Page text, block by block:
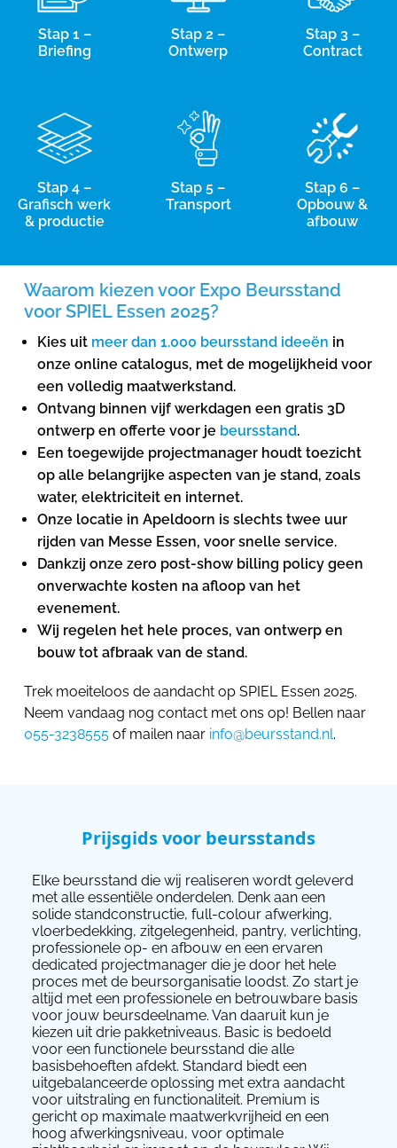
Stap 1 –
Briefing
Stap 2 –
Ontwerp
Stap 3 –
Contract
Stap 4 –
Grafisch werk
& productie
Stap 5 –
Transport
Stap 6 –
Opbouw &
afbouw
Waarom kiezen voor Expo Beursstand
voor SPIEL Essen 2025?
Kies uit meer dan 1.000 beursstand ideeën in
onze online catalogus, met de mogelijkheid voor
een volledig maatwerkstand.
Ontvang binnen vijf werkdagen een gratis 3D
ontwerp en offerte voor je beursstand.
Een toegewijde projectmanager houdt toezicht
op alle belangrijke aspecten van je stand, zoals
water, elektriciteit en internet.
Onze locatie in Apeldoorn is slechts twee uur
rijden van Messe Essen, voor snelle service.
Dankzij onze zero post-show billing policy geen
onverwachte kosten na afloop van het
evenement.
Wij regelen het hele proces, van ontwerp en
bouw tot afbraak van de stand.
Trek moeiteloos de aandacht op SPIEL Essen 2025.
Neem vandaag nog contact met ons op! Bellen naar
055-3238555 of mailen naar info@beursstand.nl.
Prijsgids voor beursstands
Elke beursstand die wij realiseren wordt geleverd
met alle essentiële onderdelen. Denk aan een
solide standconstructie, full-colour afwerking,
vloerbedekking, zitgelegenheid, pantry, verlichting,
professionele op- en afbouw en een ervaren
dedicated projectmanager die je door het hele
proces met de beursorganisatie loodst. Zo start je
altijd met een professionele en betrouwbare basis
voor jouw beursdeelname. Van daaruit kun je
kiezen uit drie pakketniveaus. Basic is bedoeld
voor een functionele beursstand die alle
basisbehoeften afdekt. Standard biedt een
uitgebalanceerde oplossing met extra aandacht
voor uitstraling en functionaliteit. Premium is
gericht op maximale maatwerkvrijheid en een
hoog afwerkingsniveau, voor optimale